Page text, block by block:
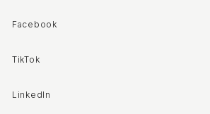
Facebook
TikTok
LinkedIn